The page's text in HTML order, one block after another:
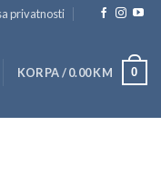
privatnosti
KORPA /0.00KM 0